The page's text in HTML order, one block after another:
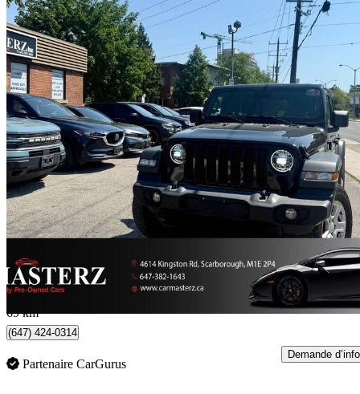
2020 Jeep Wrangler
Unlimited Sport 4WD127 693 km
23 990 $ Affaire
487 $/mois env.
Toronto, ON
69 km
(647) 424-0314
Partenaire CarGurus
Demande d’info